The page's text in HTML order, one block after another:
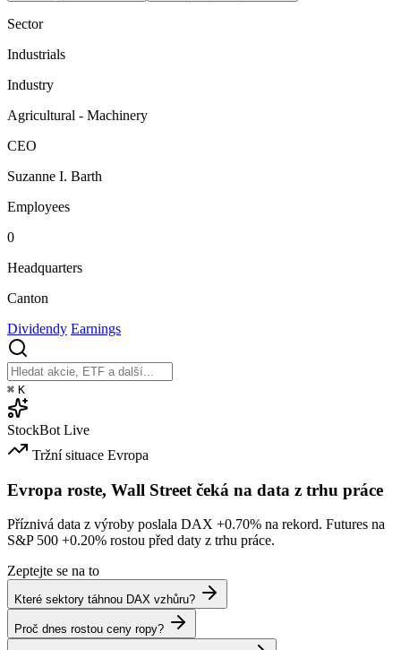
Sector
Industrials
Industry
Agricultural - Machinery
CEO
Suzanne I. Barth
Employees
0
Headquarters
Canton
Dividendy Earnings
⌘ K
StockBot Live
Tržní situace Evropa
Evropa roste, Wall Street čeká na data z trhu práce
Příznivá data z výroby poslala DAX +0.70% na rekord. Futures na
S&P 500 +0.20% rostou před daty z trhu práce.
Zeptejte se na to
Které sektory táhnou DAX vzhůru?
Proč dnes rostou ceny ropy?